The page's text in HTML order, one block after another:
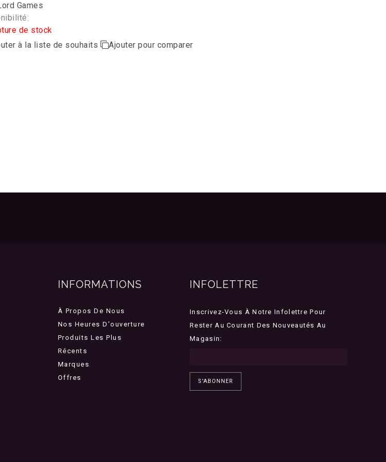
Games
de stock
à la liste de souhaits
Ajouter pour comparer
INFORMATIONS
À Propos De Nous
Nos Heures D'ouverture
Produits Les Plus
Récents
Marques
Offres
INFOLETTRE
Inscrivez-Vous À Notre Infolettre Pour
Rester Au Courant Des Nouveautés Au
Magasin:
S'ABONNER